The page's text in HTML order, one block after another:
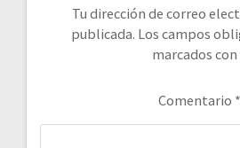
Tu dirección de correo
publicada. Los campos
marcados con
Comentario *